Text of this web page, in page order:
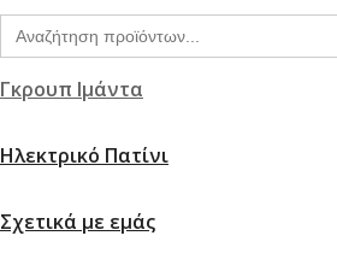
Τάπα ψυγείου
Γκρουπ Ιμάντα
Ηλεκτρικό Πατίνι
Σχετικά με εμάς
Search
for: